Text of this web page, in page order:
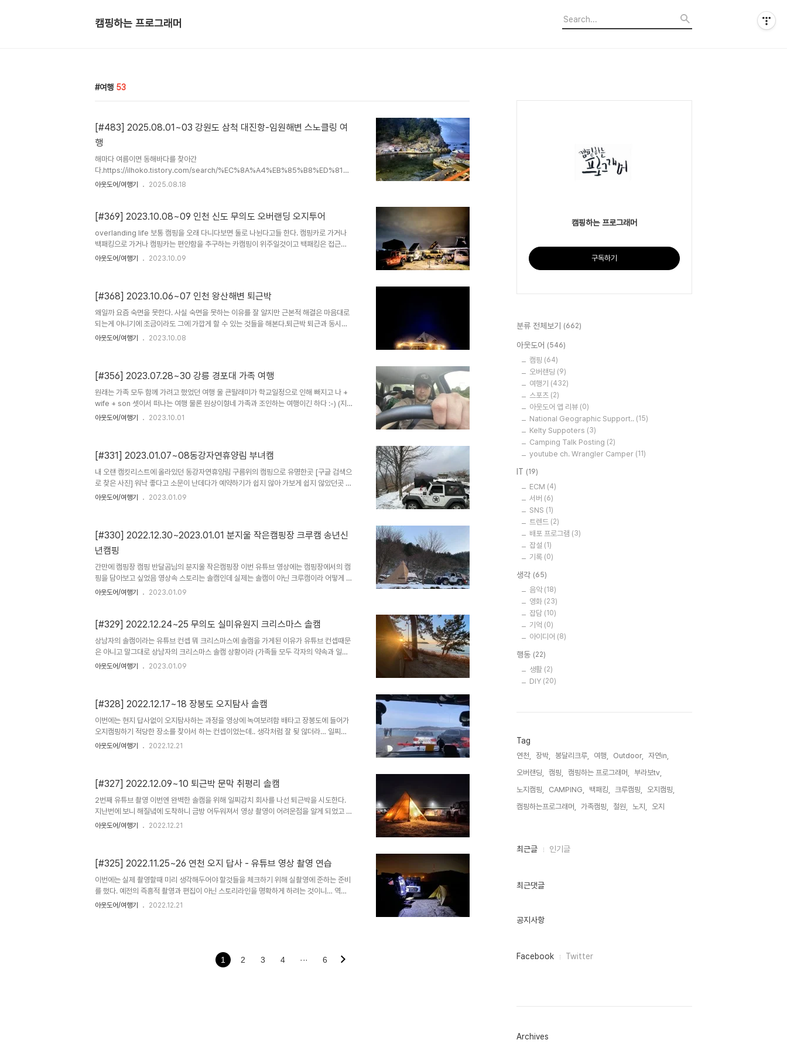
캠핑하는 프로그래머
여행 53
[#483] 2025.08.01~03 강원도 삼척 대진항-임원해변 스노클링 여
행
해마다 여름이면 동해바다를 찾아간
다.https://ilhoko.tistory.com/search/%EC%8A%A4%EB%85%B8%ED%81%
B4%EB%A7%81바다를 좋아하기 때문이기도 하고시즌이 시즌인 만큼 이때 아니면 바닷
다녀왔다. #1 대진항예전에 한번 왔던곳 (https://ilhoko.tistory.com/entry/165-
같은 곳이었는데...이제는 많이 알려져서 사람들이 아주아주 많음. 하늘도 물도 좋은 곳이기
에좋은 사람들과 함께 하..
아웃도어/여행기 2025.08.18
[#369] 2023.10.08~09 인천 신도 무의도 오버랜딩 오지투어
overlanding life 보통 캠핑을 오래 다니다보면 둘로 나뉜다고들 한다. 캠핑카로 가거나
백패킹으로 가거나 캠핑카는 편안함을 추구하는 카캠핑이 위주일것이고 백패킹은 접근성
이 어려운 장소를 찾아다니는것 위주일것이다. 오버랜딩은 두 가지를 모두 하려고 한다고
차량 세팅이 이러한지는 여정을 함께 해보면 딱 이해할 수 있다. 오버랜딩이란 본래의 뜻이
모든 땅을 밟고다니는 자동차 세계일주를 의미하는 용어로 주로 장기간에 걸쳐 장거리 여행
을 하며 캠핑..
아웃도어/여행기 2023.10.09
[#368] 2023.10.06~07 인천 왕산해변 퇴근박
왜일까 요즘 숙면을 못한다. 사실 숙면을 못하는 이유를 잘 알지만 근본적 해결은 마음대로
되는게 아니기에 조금이라도 그에 가깝게 할 수 있는 것들을 해본다.퇴근박 퇴근과 동시에
야외로 나와 야외취침을 취하는것 수면 중 호흡에 유리한 공기 좋은곳에서의 취침 야외취침
아웃도어/여행기 2023.10.08
[#356] 2023.07.28~30 강릉 경포대 가족 여행
원래는 가족 모두 함께 가려고 했었던 여행 울 큰딸래미가 학교일정으로 인해 빠지고 나 +
wife + son 셋이서 떠나는 여행 물론 원상이형네 가족과 조인하는 여행이긴 하다 :-) (지
난번 우연히 하조대에서 만났을때늬 약속) 우리의 목적지는 강릉 경포대였지만 울 아들놈
정확한 인과관계를 말 할 수는 없지먼 예전같지는 않다는거 원상이형이 안체어 챙겨오라더
니만 숙소 베란다에서 이런 자리를 세팅하려했던것 베란다에서 보는 바다뷰가… 그 바다에
가서 놀았지 ..
아웃도어/여행기 2023.10.01
[#331] 2023.01.07~08동강자연휴양림 부녀캠
내 오랜 캠킷리스트에 올라있던 동강자연휴양림 구름위의 캠핑으로 유명한곳 [구글 검색으
로 찾은 사진] 워낙 좋다고 소문이 난데다가 예약하기가 쉽지 않아 가보게 쉽지 않았던곳 겨
울에 눈도 많고 올라가는 길이 쉽지 않아 예약이 뜸한 틈에 방문을 하게 됌 이번에는 우리
아웃도어/여행기 2023.01.09
[#330] 2022.12.30~2023.01.01 분지울 작은캠핑장 크루캠 송년신
년캠핑
간만에 캠핑장 캠핑 반달곰님의 분지울 작은캠핑장 이번 유튜브 영상에는 캠핑장에서의 캠
핑을 담아보고 싶었음 영상속 스토리는 솔캠인데 실제는 솔캠이 아닌 크루캠이라 어떻게 영
상을 잘 자르고 조합해야할지..일단 첫째날은 혼자 솔캠으로 1박 뭐 그래도 혼자 있을때 영
아웃도어/여행기 2023.01.09
[#329] 2022.12.24~25 무의도 실미유원지 크리스마스 솔캠
상남자의 솔캠이라는 유튜브 컨셉 뭐 크리스마스에 솔캠을 가게된 이유가 유튜브 컨셉때문
은 아니고 말그대로 상남자의 크리스마스 솔캠 상황이라 (가족들 모두 각자의 약속과 일정
이 있었음) 레알 영상이 되어버렸지 나름대로 크리스미스에 한적한 곳에서 혼자 지내는 느
아웃도어/여행기 2023.01.09
[#328] 2022.12.17~18 장봉도 오지탐사 솔캠
이번에는 현지 답사없이 오지탐사하는 과정을 영상에 녹여보려함 배타고 장봉도에 들어가
오지캠핑하기 적당한 장소를 찾아서 하는 컨셉이었는데.. 생각처럼 잘 됮 않더라… 일찌감
치 삼목항에 가서 겨울에 장봉도로 들어가는 차는 많지 않더라는 거 첫번째 도착한 오지포
한 오지솔캠 1박을 마치고.. 뱃시간이 정해져 있는지라 서둘러 철수 아니.. 왠 랭글러 무리..
랭매(랭글러 매니아) 까페에 정모라도 있는건가? 얼른 찾아보니 맞네 장봉도 번개 ㅋㅋㅋ..
아웃도어/여행기 2022.12.21
[#327] 2022.12.09~10 퇴근박 문막 취평리 솔캠
2번째 유튜브 촬영 이번엔 완벽한 솔캠을 위해 일찌감치 회사를 나선 퇴근박을 시도한다.
지난번에 보니 해질녘에 도착하니 금방 어두워져서 영상 촬영이 어려운점을 알게 되었고 조
금은 일찍 도착해야 텐트 설치부터 촬영이 가능 하겠단걸 알게 되었음 아직은 이른 낮시간
낀점 1. 촬영은 혼자 2. 일찍 가야 하루를 아낄 수 있다.
아웃도어/여행기 2022.12.21
[#325] 2022.11.25~26 연천 오지 답사 - 유튜브 영상 촬영 연습
이번에는 실제 촬영할때 미리 생각해두어야 할것들을 체크하기 위해 실촬영에 준하는 준비
를 했다. 예전의 즉흥적 촬영과 편집이 아닌 스토리라인을 명확하게 하려는 것이니… 역시
나.. 준비에서 빠진것들이 많았다. 1. 조명 어두운 야간 촬영에 대비해야 했다. 2. 방한을 위
이기 때문에 날씨나 빛의 정도에 따라 분위기나 시간의 느낌이 다르기때문에 신경써야할게
아웃도어/여행기 2022.12.21
1 2 3 4 ··· 6
캠핑하는 프로그래머
구독하기
분류 전체보기 (662)
아웃도어 (546)
캠핑 (64)
오버랜딩 (9)
여행기 (432)
스포츠 (2)
아웃도어 앱 리뷰 (0)
National Geographic Support.. (15)
Kelty Suppoters (3)
Camping Talk Posting (2)
youtube ch. Wrangler Camper (11)
IT (19)
ECM (4)
서버 (6)
SNS (1)
트렌드 (2)
배포 프로그램 (3)
잡설 (1)
기록 (0)
생각 (65)
음악 (18)
영화 (23)
잡담 (10)
기억 (0)
아이디어 (8)
행동 (22)
생활 (2)
DIY (20)
Tag
연천, 장박, 봉달리크루, 여행, Outdoor,
자연in,
오버랜딩,
캠핑, 캠핑하는 프로그래머,
부라보tv,
노지캠핑,
CAMPING, 백패킹, 크루캠핑,
오지캠핑,
캠핑하는프로그래머,
가족캠핑, 철원, 노지, 오지,
최
인
최근글 인기글
최근댓글
공지사항
페
그
Facebook Twitter
Archives